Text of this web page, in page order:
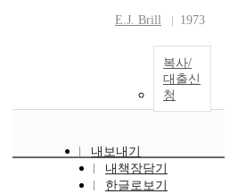
E.J. Brill 1973
복사/
대출신
청
내보내기
내책장담기
한글로보기